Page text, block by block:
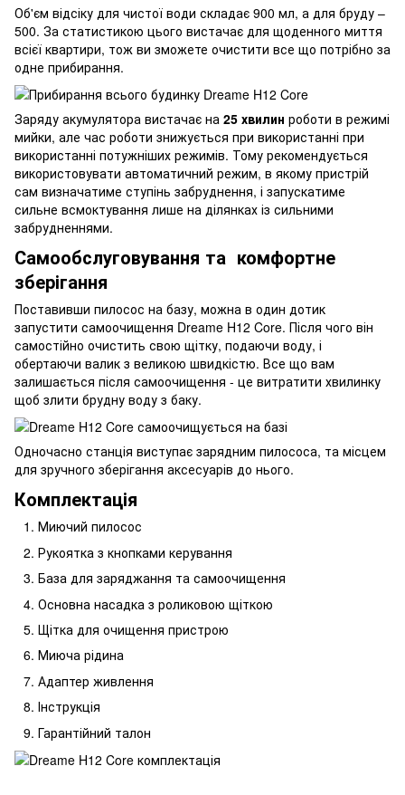
Об'єм відсіку для чистої води складає 900 мл, а для бруду –
500. За статистикою цього вистачає для щоденного миття
всієї квартири, тож ви зможете очистити все що потрібно за
одне прибирання.
Заряду акумулятора вистачає на 25 хвилин роботи в режимі
мийки, але час роботи знижується при використанні при
використанні потужніших режимів. Тому рекомендується
використовувати автоматичний режим, в якому пристрій
сам визначатиме ступінь забруднення, і запускатиме
сильне всмоктування лише на ділянках із сильними
забрудненнями.
Самообслуговування та комфортне
зберігання
Поставивши пилосос на базу, можна в один дотик
запустити самоочищення Dreame H12 Core. Після чого він
самостійно очистить свою щітку, подаючи воду, і
обертаючи валик з великою швидкістю. Все що вам
залишається після самоочищення - це витратити хвилинку
щоб злити брудну воду з баку.
Одночасно станція виступає зарядним пилососа, та місцем
для зручного зберігання аксесуарів до нього.
Комплектація
Миючий пилосос
Рукоятка з кнопками керування
База для заряджання та самоочищення
Основна насадка з роликовою щіткою
Щітка для очищення пристрою
Миюча рідина
Адаптер живлення
Інструкція
Гарантійний талон